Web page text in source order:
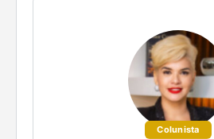
Colunista